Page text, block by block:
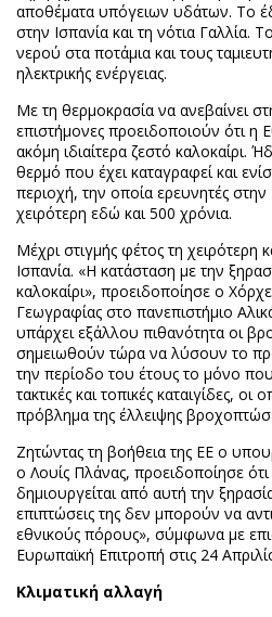
αποθέματα υπόγειων υδάτων. Το
στην Ισπανία και τη νότια Γαλλία.
νερού στα ποτάμια και τους
ηλεκτρικής ενέργειας.
Με τη θερμοκρασία να ανεβαίνει
επιστήμονες προειδοποιούν ότι η
ακόμη ιδιαίτερα ζεστό καλοκαίρι.
θερμό που έχει καταγραφεί και
περιοχή, την οποία ερευνητές
χειρότερη εδώ και 500 χρόνια.
Μέχρι στιγμής φέτος τη χειρότερη
Ισπανία. «Η κατάσταση με την
καλοκαίρι», προειδοποίησε ο
Γεωγραφίας στο πανεπιστήμιο
υπάρχει εξάλλου πιθανότητα οι
σημειωθούν τώρα να λύσουν το
την περίοδο του έτους το μόνο
τακτικές και τοπικές καταιγίδες,
πρόβλημα της έλλειψης
Ζητώντας τη βοήθεια της ΕΕ ο
ο Λουίς Πλάνας, προειδοποίησε
δημιουργείται από αυτή την
επιπτώσεις της δεν μπορούν να
εθνικούς πόρους», σύμφωνα με
Ευρωπαϊκή Επιτροπή στις 24
Κλιματική αλλαγή